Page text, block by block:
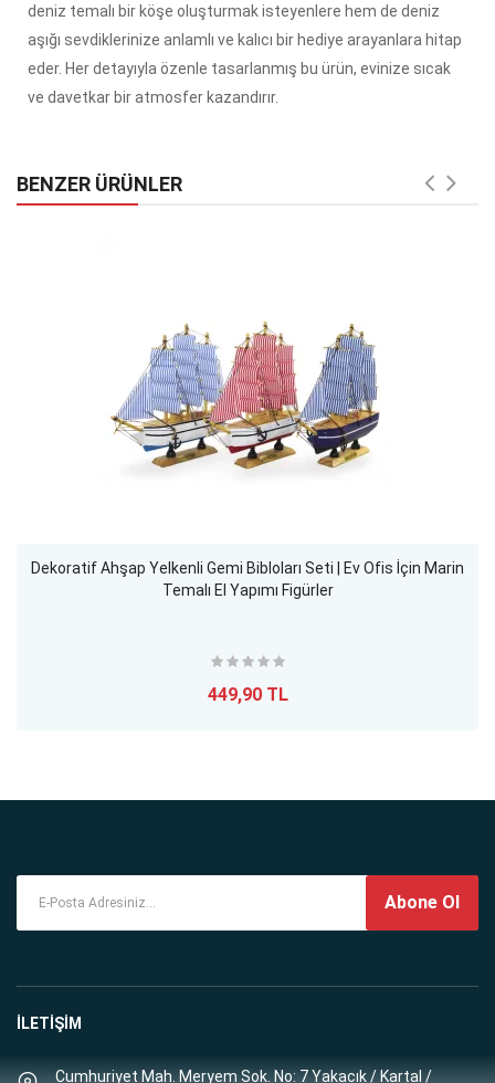
deniz temalı bir köşe oluşturmak isteyenlere hem de deniz
aşığı sevdiklerinize anlamlı ve kalıcı bir hediye arayanlara hitap
eder. Her detayıyla özenle tasarlanmış bu ürün, evinize sıcak
ve davetkar bir atmosfer kazandırır.
BENZER ÜRÜNLER
Dekoratif Ahşap Yelkenli Gemi Bibloları Seti | Ev Ofis İçin Marin
Temalı El Yapımı Figürler
449,90 TL
Abone Ol
İLETİŞİM
Cumhuriyet Mah. Meryem Sok. No: 7 Yakacık / Kartal /